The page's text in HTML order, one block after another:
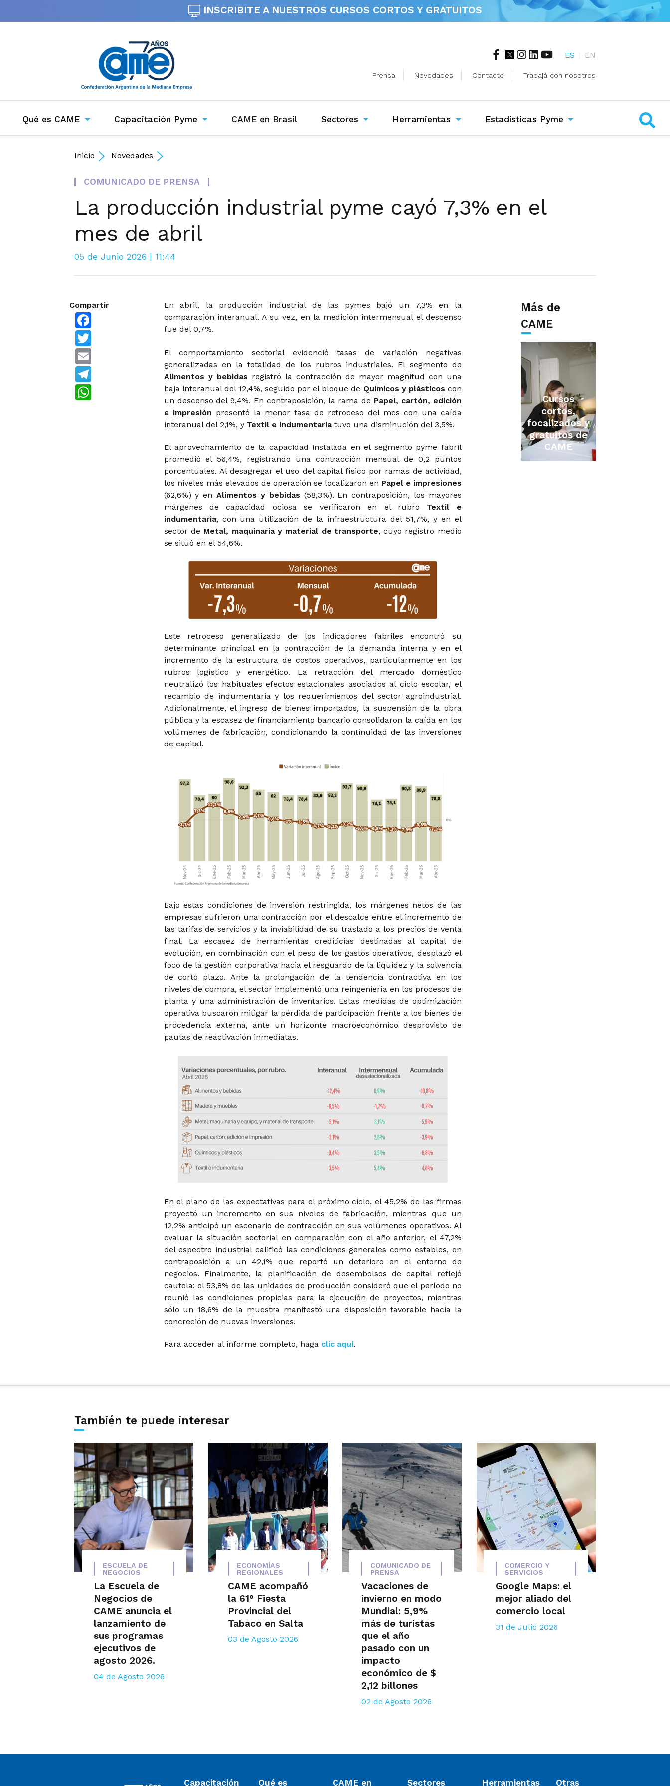
INSCRIBITE A NUESTROS CURSOS CORTOS Y GRATUITOS
ES | EN
Prensa Novedades Contacto Trabajá con nosotros
Qué es CAME Capacitación Pyme CAME en Brasil(current)Sectores Herramientas Estadísticas Pyme
Inicio Novedades
COMUNICADO DE PRENSA
La producción industrial pyme cayó 7,3% en el
mes de abril
05 de Junio 2026 | 11:44
Compartir
En abril, la producción industrial de las pymes bajó un 7,3% en la
comparación interanual. A su vez, en la medición intermensual el descenso
fue del 0,7%.
El comportamiento sectorial evidenció tasas de variación negativas
generalizadas en la totalidad de los rubros industriales. El segmento de
Alimentos y bebidas registró la contracción de mayor magnitud con una
baja interanual del 12,4%, seguido por el bloque de Químicos y plásticos con
un descenso del 9,4%. En contraposición, la rama de Papel, cartón, edición
e impresión presentó la menor tasa de retroceso del mes con una caída
interanual del 2,1%, y Textil e indumentariatuvo una disminución del 3,5%.
El aprovechamiento de la capacidad instalada en el segmento pyme fabril
promedió el 56,4%, registrando una contracción mensual de 0,2 puntos
porcentuales. Al desagregar el uso del capital físico por ramas de actividad,
los niveles más elevados de operación se localizaron en Papel e impresiones
(62,6%) y enAlimentos y bebidas (58,3%). En contraposición, los mayores
márgenes de capacidad ociosa se verificaron en el rubro Textil e
indumentaria, con una utilización de la infraestructura del 51,7%, y en el
sector de Metal, maquinaria y material de transporte, cuyo registro medio
se situó en el 54,6%.
Este retroceso generalizado de los indicadores fabriles encontró su
determinante principal en la contracción de la demanda interna y en el
incremento de la estructura de costos operativos, particularmente en los
rubros logístico y energético. La retracción del mercado doméstico
neutralizó los habituales efectos estacionales asociados al ciclo escolar, el
recambio de indumentaria y los requerimientos del sector agroindustrial.
Adicionalmente, el ingreso de bienes importados, la suspensión de la obra
pública y la escasez de financiamiento bancario consolidaron la caída en los
volúmenes de fabricación, condicionando la continuidad de las inversiones
de capital.
Bajo estas condiciones de inversión restringida, los márgenes netos de las
empresas sufrieron una contracción por el descalce entre el incremento de
las tarifas de servicios y la inviabilidad de su traslado a los precios de venta
final. La escasez de herramientas crediticias destinadas al capital de
evolución, en combinación con el peso de los gastos operativos, desplazó el
foco de la gestión corporativa hacia el resguardo de la liquidez y la solvencia
de corto plazo. Ante la prolongación de la tendencia contractiva en los
niveles de compra, el sector implementó una reingeniería en los procesos de
planta y una administración de inventarios. Estas medidas de optimización
operativa buscaron mitigar la pérdida de participación frente a los bienes de
procedencia externa, ante un horizonte macroeconómico desprovisto de
pautas de reactivación inmediatas.
En el plano de las expectativas para el próximo ciclo, el 45,2% de las firmas
proyectó un incremento en sus niveles de fabricación, mientras que un
12,2% anticipó un escenario de contracción en sus volúmenes operativos. Al
evaluar la situación sectorial en comparación con el año anterior, el 47,2%
del espectro industrial calificó las condiciones generales como estables, en
contraposición a un 42,1% que reportó un deterioro en el entorno de
negocios. Finalmente, la planificación de desembolsos de capital reflejó
cautela: el 53,8% de las unidades de producción consideró que el período no
reunió las condiciones propicias para la ejecución de proyectos, mientras
sólo un 18,6% de la muestra manifestó una disposición favorable hacia la
concreción de nuevas inversiones.
Para acceder al informe completo, haga clic aquí.
Más de
CAME
Cursos
cortos,
focalizados y
gratuitos de
CAME
También te puede interesar
ESCUELA DE
NEGOCIOS
La Escuela de
Negocios de
CAME anuncia el
lanzamiento de
sus programas
ejecutivos de
agosto 2026.
04 de Agosto 2026
ECONOMÍAS
REGIONALES
CAME acompañó
la 61° Fiesta
Provincial del
Tabaco en Salta
03 de Agosto 2026
COMUNICADO DE
PRENSA
Vacaciones de
invierno en modo
Mundial: 5,9%
más de turistas
que el año
pasado con un
impacto
económico de $
2,12 billones
02 de Agosto 2026
COMERCIO Y
SERVICIOS
Google Maps: el
mejor aliado del
comercio local
31 de Julio 2026
Capacitación Qué es CAME en Sectores Herramientas Otras